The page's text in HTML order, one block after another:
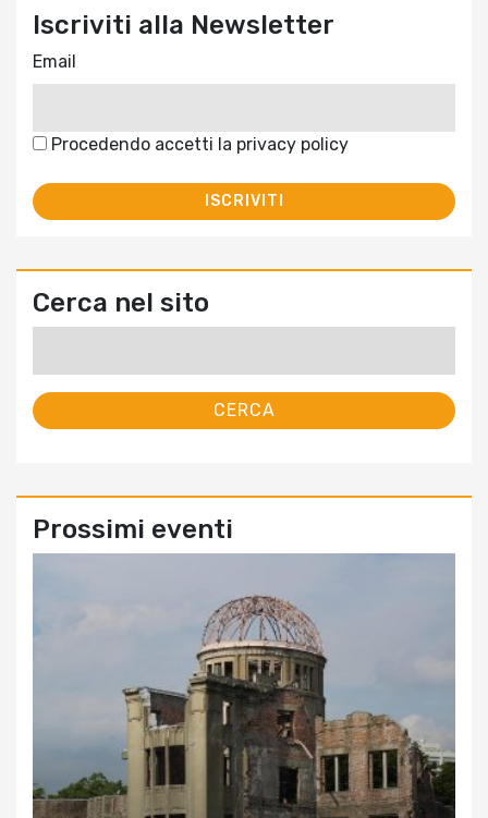
Iscriviti alla Newsletter
Email
Procedendo accetti la privacy policy
Cerca nel sito
Prossimi eventi